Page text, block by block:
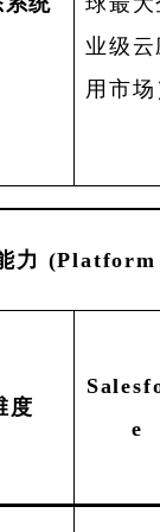
业级云
用市场
力
度
e